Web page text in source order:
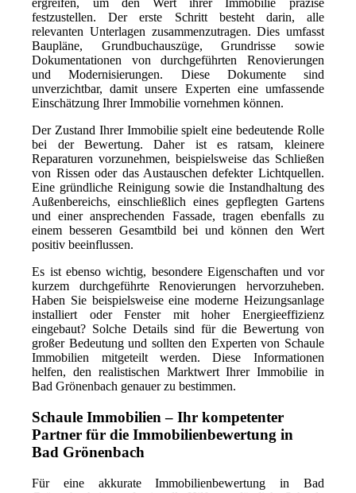
ergreifen, um den Wert ihrer Immobilie präzise
festzustellen. Der erste Schritt besteht darin, alle
relevanten Unterlagen zusammenzutragen. Dies umfasst
Baupläne, Grundbuchauszüge, Grundrisse sowie
Dokumentationen von durchgeführten Renovierungen
und Modernisierungen. Diese Dokumente sind
unverzichtbar, damit unsere Experten eine umfassende
Einschätzung Ihrer Immobilie vornehmen können.
Der Zustand Ihrer Immobilie spielt eine bedeutende Rolle
bei der Bewertung. Daher ist es ratsam, kleinere
Reparaturen vorzunehmen, beispielsweise das Schließen
von Rissen oder das Austauschen defekter Lichtquellen.
Eine gründliche Reinigung sowie die Instandhaltung des
Außenbereichs, einschließlich eines gepflegten Gartens
und einer ansprechenden Fassade, tragen ebenfalls zu
einem besseren Gesamtbild bei und können den Wert
positiv beeinflussen.
Es ist ebenso wichtig, besondere Eigenschaften und vor
kurzem durchgeführte Renovierungen hervorzuheben.
Haben Sie beispielsweise eine moderne Heizungsanlage
installiert oder Fenster mit hoher Energieeffizienz
eingebaut? Solche Details sind für die Bewertung von
großer Bedeutung und sollten den Experten von Schaule
Immobilien mitgeteilt werden. Diese Informationen
helfen, den realistischen Marktwert Ihrer Immobilie in
Bad Grönenbach genauer zu bestimmen.
Schaule Immobilien – Ihr kompetenter
Partner für die Immobilienbewertung in
Bad Grönenbach
Für eine akkurate Immobilienbewertung in Bad